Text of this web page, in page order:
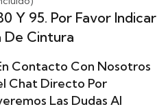
Y 95. Por Favor Indicar
De Cintura
Contacto Con Nosotros
Chat Directo Por
Las Dudas Al